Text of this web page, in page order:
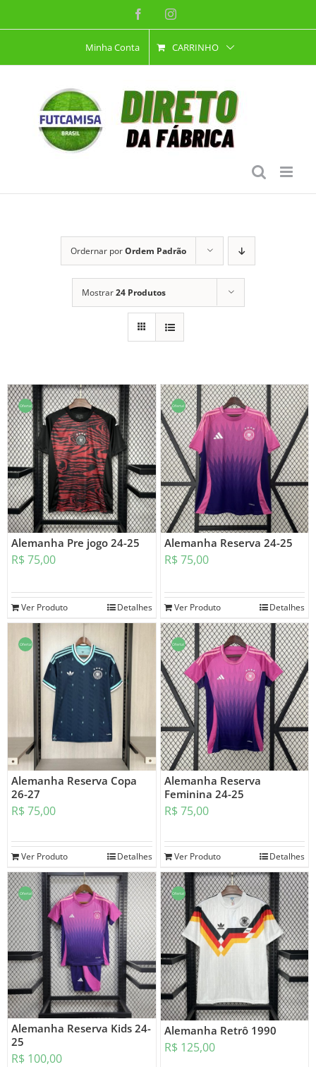
para
conteúdo
FacebookInstagram
Minha Conta CARRINHO
Ordernar porOrdem Padrão
Mostrar24 Produtos
Oferta!
Alemanha Pre jogo 24-25
R$ 75,00
Ver Produto Detalhes
Oferta!
Alemanha Reserva 24-25
R$ 75,00
Ver Produto Detalhes
Oferta!
Alemanha Reserva Copa
26-27
R$ 75,00
Ver Produto Detalhes
Oferta!
Alemanha Reserva
Feminina 24-25
R$ 75,00
Ver Produto Detalhes
Oferta!
Alemanha Reserva Kids 24-
25
R$ 100,00
Oferta!
Alemanha Retrô 1990
R$ 125,00